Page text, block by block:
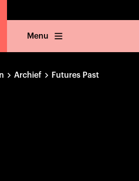
Menu
Archief Futures Past